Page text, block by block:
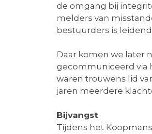
de omgang bij
melders van
bestuurders is
Daar komen we later
gecommuniceerd via
waren trouwens lid
jaren meerdere
Bijvangst
Tijdens het